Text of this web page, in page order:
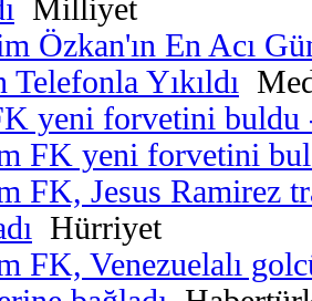
Milliyet
Özkan'ın En Acı
Telefonla Yıkıldı
yeni forvetini buldu
FK yeni forvetini
FK, Jesus Ramirez
Hürriyet
FK, Venezuelalı